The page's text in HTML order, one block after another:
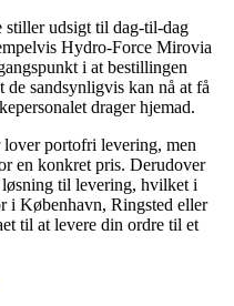
udsigt til dag-til-dag
Hydro-Force Mirovia
i at bestillingen
de sandsynligvis kan nå at få
drager hjemad.
portofri levering, men
en konkret pris. Derudover
løsning til levering, hvilket i
i København, Ringsted eller
til at levere din ordre til et